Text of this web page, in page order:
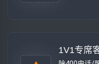
1V1专席